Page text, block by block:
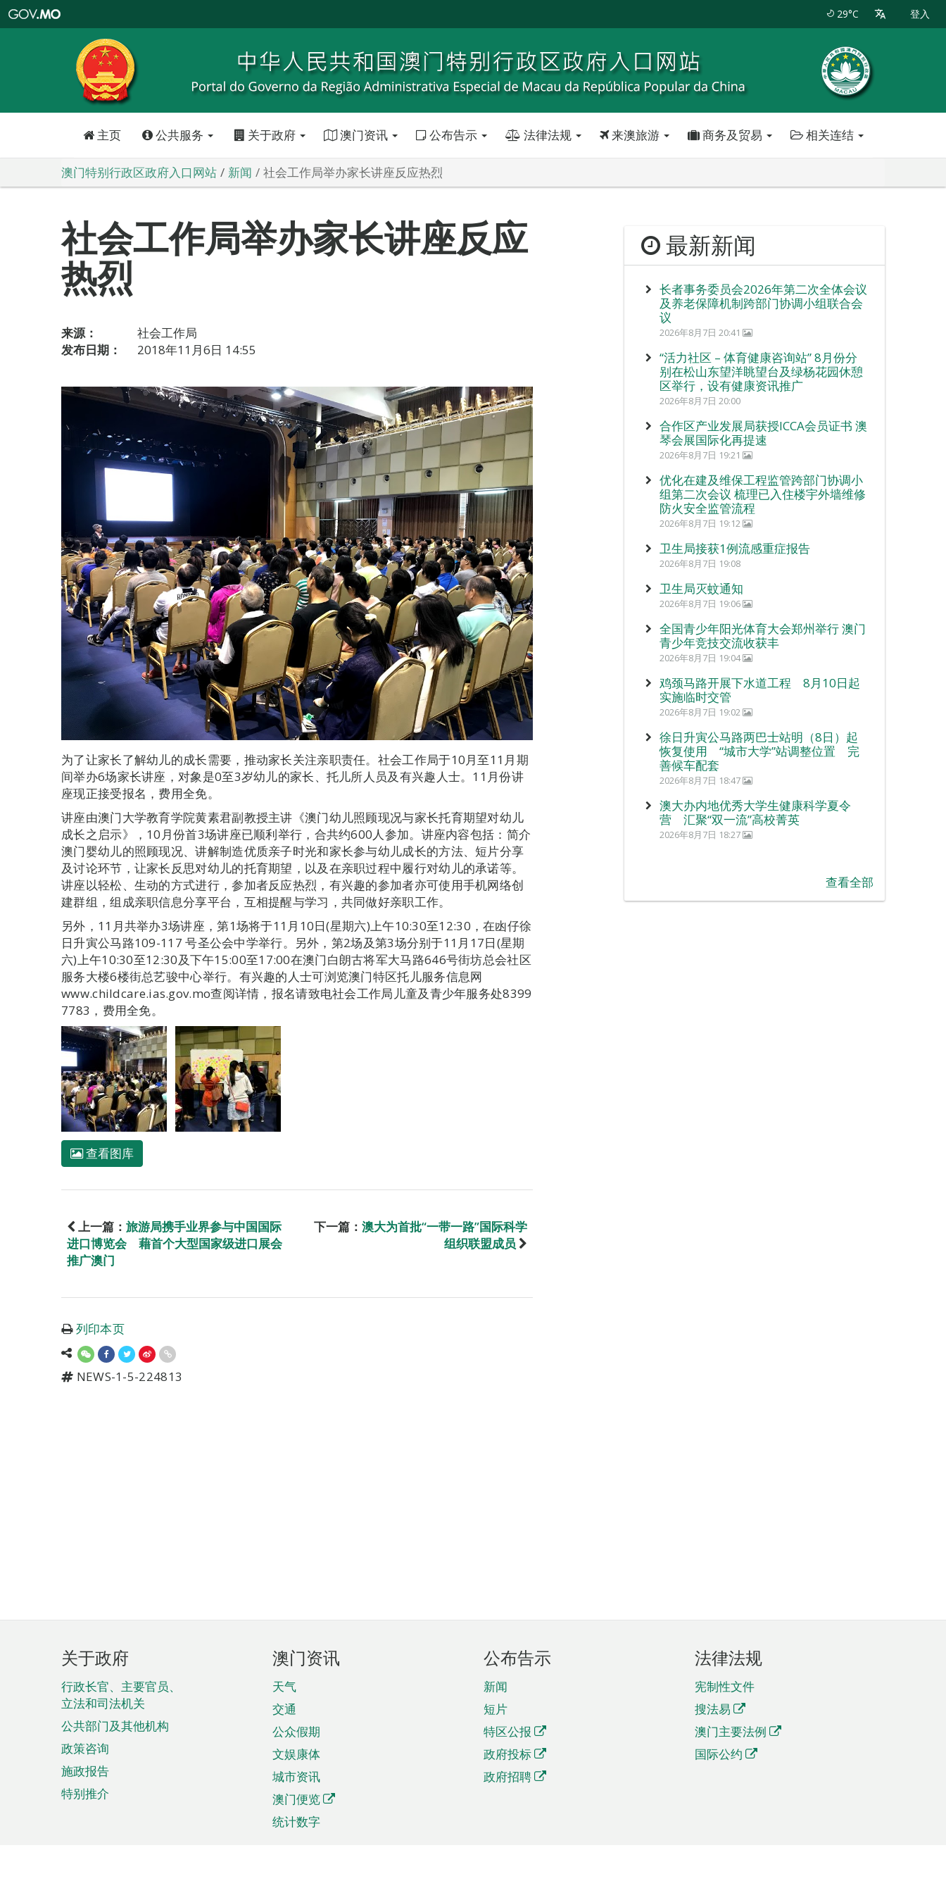
特
政
区
政
口
29°C 登入
主页 公共服务 关于政府 澳门资讯 公布告示 法律法规 来澳旅游 商务及贸易 相关连结
澳门特别行政区政府入口网站 新闻 社会工作局举办家长讲座反应热烈
社会工作局举办家长讲座反应
热烈
来源：
社会工作局
发布日期：
2018年11月6日 14:55
为了让家长了解幼儿的成长需要，推动家长关注亲职责任。社会工作局于10月至11月期
间举办6场家长讲座，对象是0至3岁幼儿的家长、托儿所人员及有兴趣人士。11月份讲
座现正接受报名，费用全免。
讲座由澳门大学教育学院黄素君副教授主讲《澳门幼儿照顾现况与家长托育期望对幼儿
成长之启示》，10月份首3场讲座已顺利举行，合共约600人参加。讲座内容包括：简介
澳门婴幼儿的照顾现况、讲解制造优质亲子时光和家长参与幼儿成长的方法、短片分享
及讨论环节，让家长反思对幼儿的托育期望，以及在亲职过程中履行对幼儿的承诺等。
讲座以轻松、生动的方式进行，参加者反应热烈，有兴趣的参加者亦可使用手机网络创
建群组，组成亲职信息分享平台，互相提醒与学习，共同做好亲职工作。
另外，11月共举办3场讲座，第1场将于11月10日(星期六)上午10:30至12:30，在凼仔徐
日升寅公马路109-117 号圣公会中学举行。另外，第2场及第3场分别于11月17日(星期
六)上午10:30至12:30及下午15:00至17:00在澳门白朗古将军大马路646号街坊总会社区
服务大楼6楼街总艺骏中心举行。有兴趣的人士可浏览澳门特区托儿服务信息网
www.childcare.ias.gov.mo查阅详情，报名请致电社会工作局儿童及青少年服务处8399
7783，费用全免。
查看图库
上一篇： 旅游局携手业界参与中国国际
进口博览会 藉首个大型国家级进口展会
推广澳门
下一篇： 澳大为首批“一带一路”国际科学
组织联盟成员
列印本页
NEWS-1-5-224813
最新新闻
长者事务委员会2026年第二次全体会议
及养老保障机制跨部门协调小组联合会
议
2026年8月7日 20:41
“活力社区 – 体育健康咨询站” 8月份分
别在松山东望洋眺望台及绿杨花园休憩
区举行，设有健康资讯推广
2026年8月7日 20:00
合作区产业发展局获授ICCA会员证书 澳
琴会展国际化再提速
2026年8月7日 19:21
优化在建及维保工程监管跨部门协调小
组第二次会议 梳理已入住楼宇外墙维修
防火安全监管流程
2026年8月7日 19:12
卫生局接获1例流感重症报告
2026年8月7日 19:08
卫生局灭蚊通知
2026年8月7日 19:06
全国青少年阳光体育大会郑州举行 澳门
青少年竞技交流收获丰
2026年8月7日 19:04
鸡颈马路开展下水道工程 8月10日起
实施临时交管
2026年8月7日 19:02
徐日升寅公马路两巴士站明（8日）起
恢复使用 “城市大学”站调整位置 完
善候车配套
2026年8月7日 18:47
澳大办内地优秀大学生健康科学夏令
营 汇聚“双一流”高校菁英
2026年8月7日 18:27
查看全部
页
脚
菜
单
关于政府
行政长官、主要官员、
立法和司法机关
公共部门及其他机构
政策咨询
施政报告
特别推介
澳门资讯
天气
交通
公众假期
文娱康体
城市资讯
澳门便览
统计数字
公布告示
新闻
短片
特区公报
政府投标
政府招聘
法律法规
宪制性文件
搜法易
澳门主要法例
国际公约